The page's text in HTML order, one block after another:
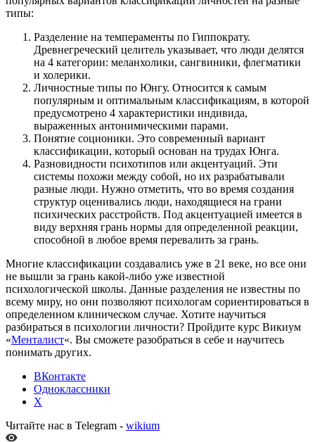
типы:
Разделение на темпераменты по Гиппократу.
Древнегреческий целитель указывает, что люди делятся
на 4 категории: меланхолики, сангвиники, флегматики
и холерики.
Личностные типы по Юнгу. Относится к самым
популярным и оптимальным классификациям, в которой
предусмотрено 4 характеристики индивида,
выраженных антонимическими парами.
Понятие соционики. Это современный вариант
классификации, который основан на трудах Юнга.
Разновидности психотипов или акцентуаций. Эти
системы похожи между собой, но их разрабатывали
разные люди. Нужно отметить, что во время создания
структур оценивались люди, находящиеся на грани
психических расстройств. Под акцентуацией имеется в
виду верхняя грань нормы для определенной реакции,
способной в любое время перевалить за грань.
Многие классификации создавались уже в 21 веке, но все они
не вышли за грань какой-либо уже известной
психологической школы. Данные разделения не известны по
всему миру, но они позволяют психологам сориентироваться в
определенном клиническом случае. Хотите научиться
разбираться в психологии личности? Пройдите курс Викиум
«Менталист«. Вы сможете разобраться в себе и научитесь
понимать других.
ВКонтакте
Одноклассники
X
Читайте нас в Telegram - wikium